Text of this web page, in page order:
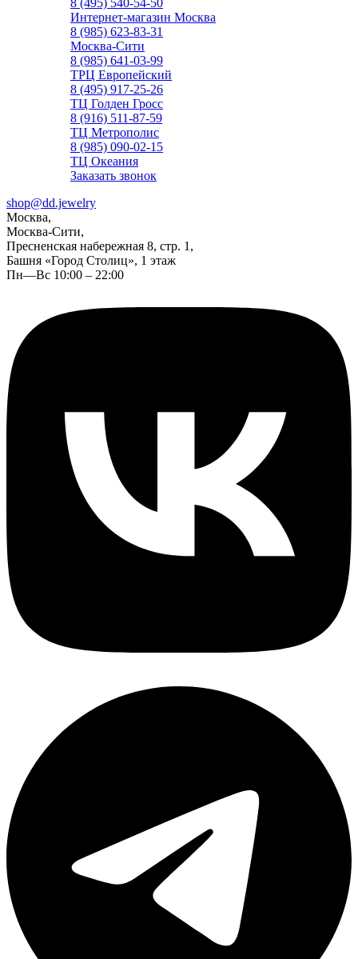
8 (495) 540-54-50
Интернет-магазин Москва
8 (985) 623-83-31
Москва-Сити
8 (985) 641-03-99
ТРЦ Европейский
8 (495) 917-25-26
ТЦ Голден Гросс
8 (916) 511-87-59
ТЦ Метрополис
8 (985) 090-02-15
ТЦ Океания
Заказать звонок
shop@dd.jewelry
Москва,
Москва-Сити,
Пресненская набережная 8, стр. 1,
Башня «Город Столиц», 1 этаж
Пн—Вс 10:00 – 22:00